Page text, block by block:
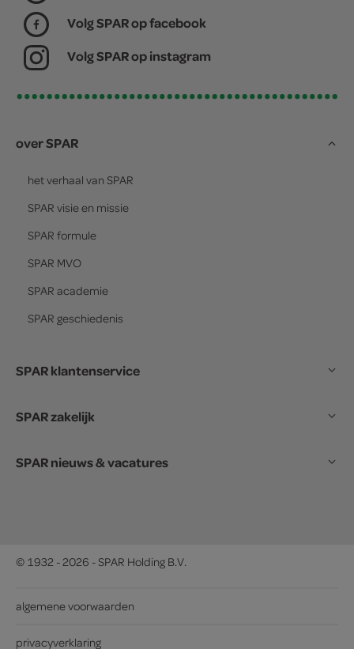
Volg SPAR op facebook
Volg SPAR op instagram
over SPAR
het verhaal van SPAR
SPAR visie en missie
SPAR formule
SPAR MVO
SPAR academie
SPAR geschiedenis
SPAR klantenservice
SPAR zakelijk
SPAR nieuws & vacatures
© 1932 - 2026 - SPAR Holding B.V.
algemene voorwaarden
privacyverklaring